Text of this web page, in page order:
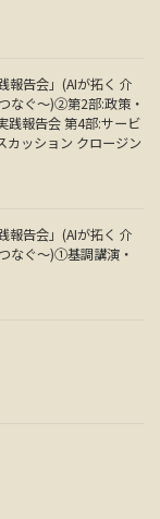
報告会」(AIが拓く 介
なぐ～)②第2部:政策・
践報告会 第4部:サービ
カッション クロージン
報告会」(AIが拓く 介
なぐ～)①基調講演・